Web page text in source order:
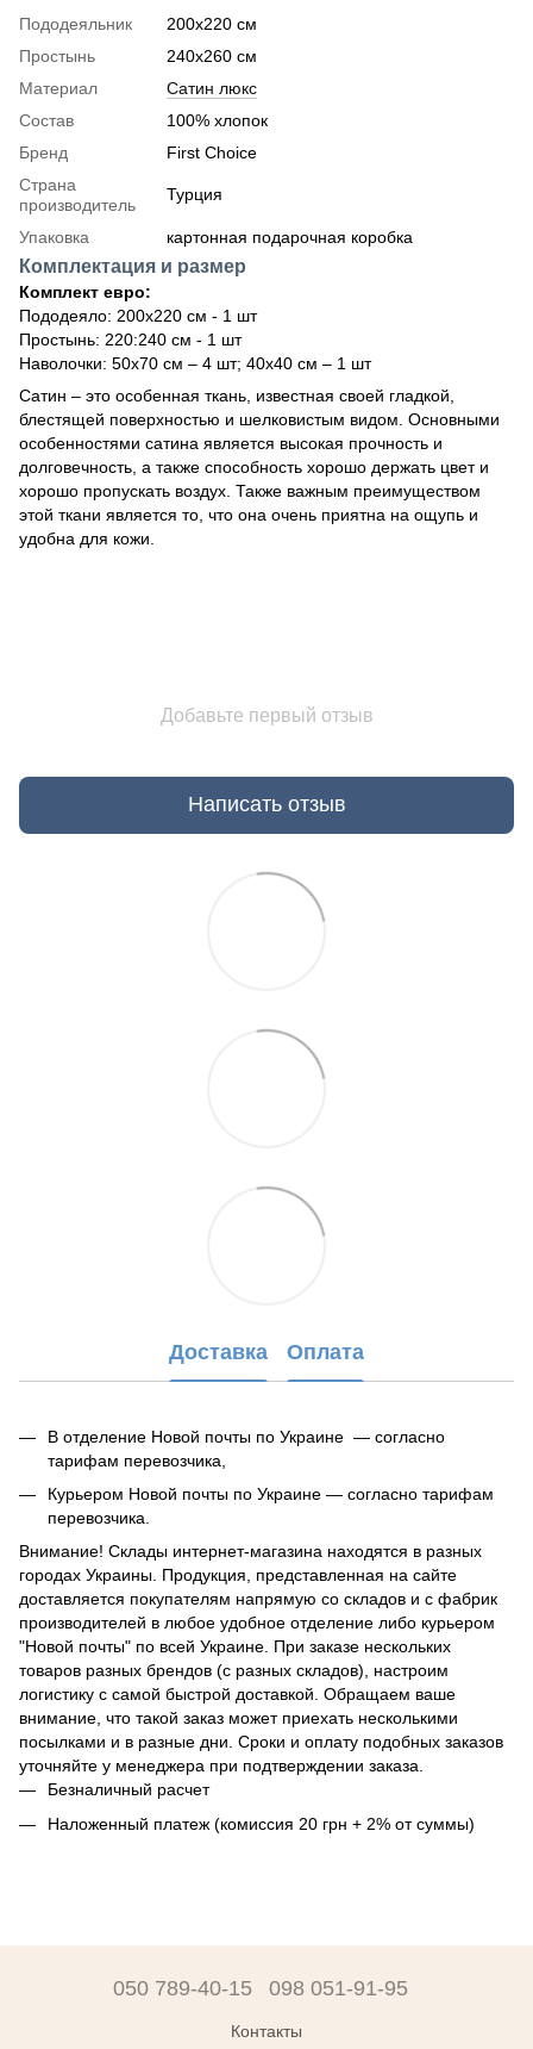
Пододеяльник
200x220 см
Простынь
240x260 см
Материал
Сатин люкс
Состав
100% хлопок
Бренд
First Choice
Страна
производитель
Турция
Упаковка картонная подарочная коробка
Комплектация и размер
Комплект евро:
Пододеяло: 200х220 см - 1 шт
Простынь: 220:240 см - 1 шт
Наволочки: 50х70 см – 4 шт; 40х40 см – 1 шт
Сатин – это особенная ткань, известная своей гладкой,
блестящей поверхностью и шелковистым видом. Основными
особенностями сатина является высокая прочность и
долговечность, а также способность хорошо держать цвет и
хорошо пропускать воздух. Также важным преимуществом
этой ткани является то, что она очень приятна на ощупь и
удобна для кожи.
Добавьте первый отзыв
Написать отзыв
Доставка Оплата
В отделение Новой почты по Украине — согласно
тарифам перевозчика,
Курьером Новой почты по Украине — согласно тарифам
перевозчика.
Внимание! Склады интернет-магазина находятся в разных
городах Украины. Продукция, представленная на сайте
доставляется покупателям напрямую со складов и с фабрик
производителей в любое удобное отделение либо курьером
"Новой почты" по всей Украине. При заказе нескольких
товаров разных брендов (с разных складов), настроим
логистику с самой быстрой доставкой. Обращаем ваше
внимание, что такой заказ может приехать несколькими
посылками и в разные дни. Сроки и оплату подобных заказов
уточняйте у менеджера при подтверждении заказа.
Безналичный расчет
Наложенный платеж (комиссия 20 грн + 2% от суммы)
050 789-40-15 098 051-91-95
Контакты